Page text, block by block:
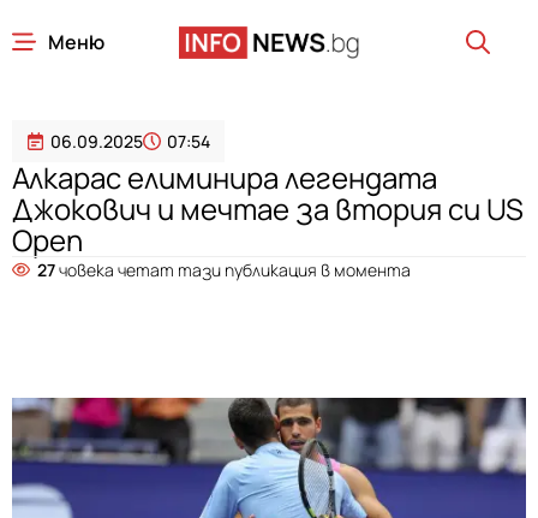
Меню
06.09.2025 07:54
Алкарас елиминира легендата
Джокович и мечтае за втория си US
Open
27човека четат тази публикация в момента